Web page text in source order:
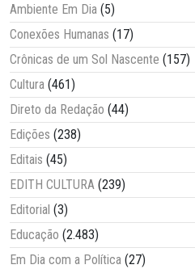
Ambiente Em Dia (5)
Conexões Humanas (17)
Crônicas de um Sol Nascente (157)
Cultura (461)
Direto da Redação (44)
Edições (238)
Editais (45)
EDITH CULTURA (239)
Editorial (3)
Educação (2.483)
Em Dia com a Política (27)